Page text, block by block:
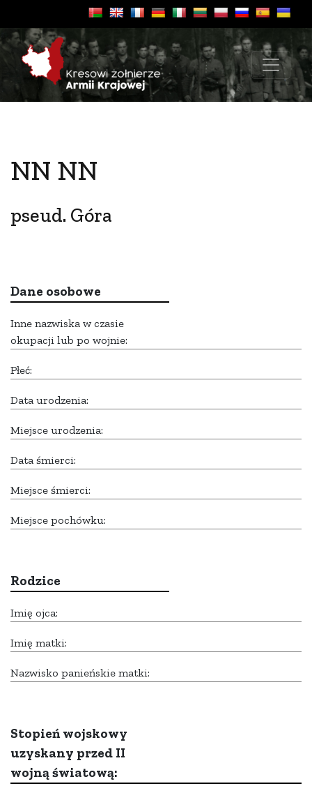
NN NN
pseud. Góra
Dane osobowe
Inne nazwiska w czasie
okupacji lub po wojnie:
Płeć:
Data urodzenia:
Miejsce urodzenia:
Data śmierci:
Miejsce śmierci:
Miejsce pochówku:
Rodzice
Imię ojca:
Imię matki:
Nazwisko panieńskie matki:
Stopień wojskowy
uzyskany przed II
wojną światową: